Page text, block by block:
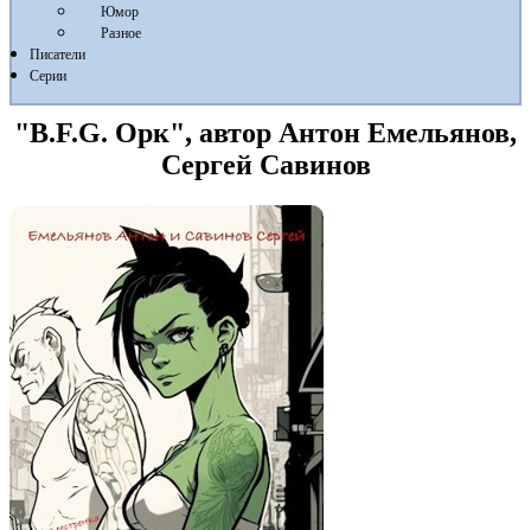
Юмор
Разное
Писатели
Серии
"B.F.G. Орк", автор Антон Емельянов,
Сергей Савинов